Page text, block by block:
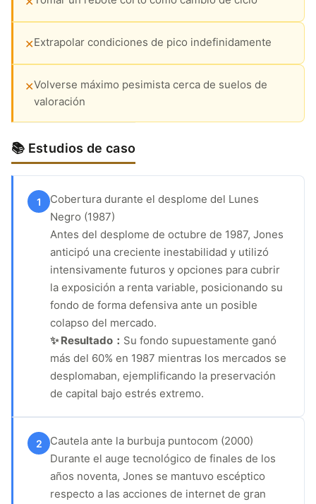
✕Extrapolar condiciones de pico indefinidamente
✕Volverse máximo pesimista cerca de suelos de
valoración
📚 Estudios de caso
1
Cobertura durante el desplome del Lunes
Negro (1987)
Antes del desplome de octubre de 1987, Jones
anticipó una creciente inestabilidad y utilizó
intensivamente futuros y opciones para cubrir
la exposición a renta variable, posicionando su
fondo de forma defensiva ante un posible
colapso del mercado.
✨ Resultado： Su fondo supuestamente ganó
más del 60% en 1987 mientras los mercados se
desplomaban, ejemplificando la preservación
de capital bajo estrés extremo.
2
Cautela ante la burbuja puntocom (2000)
Durante el auge tecnológico de finales de los
años noventa, Jones se mantuvo escéptico
respecto a las acciones de internet de gran